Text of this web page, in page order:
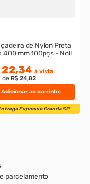
Adicionar ao carrinho
de Nylon Preta
400 mm 100pçs - Noll
22,34 à vista
de R$ 24,82
parcelamento